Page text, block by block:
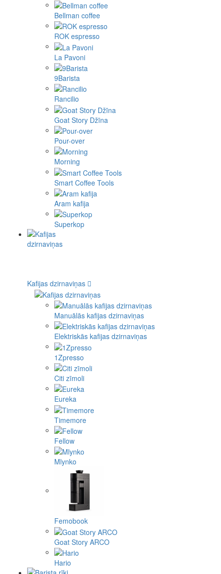
Bellman coffee
ROK espresso
La Pavoni
9Barista
Rancilio
Goat Story Džīna
Pour-over
Morning
Smart Coffee Tools
Aram kafija
Superkop
Kafijas dzirnaviņas
Manuālās kafijas dzirnaviņas
Elektriskās kafijas dzirnaviņas
1Zpresso
Citi zīmoli
Eureka
Timemore
Fellow
Mlynko
Femobook
Goat Story ARCO
Hario